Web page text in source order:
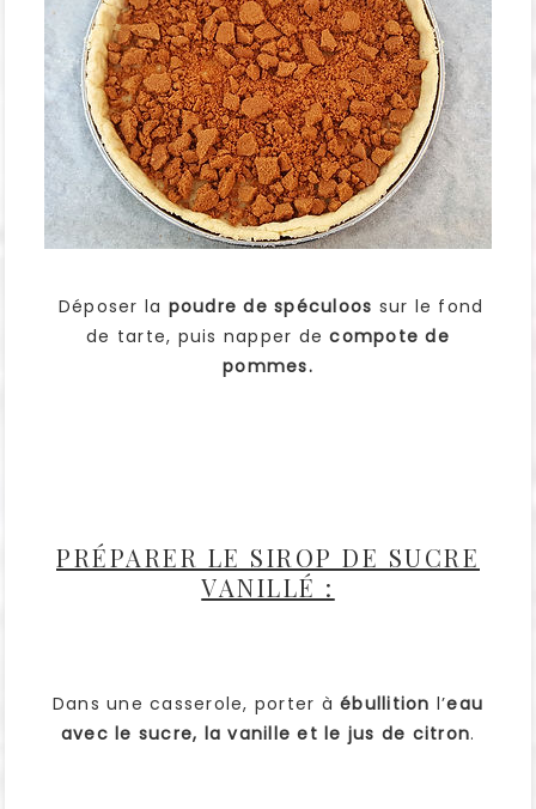
Déposer la poudre de spéculoos sur le fond
de tarte, puis napper decompote de
pommes.
PRÉPARER LE SIROP DE SUCRE
VANILLÉ :
Dans une casserole, porter àébullition l’eau
avec le sucre, la vanille et le jus de citron.